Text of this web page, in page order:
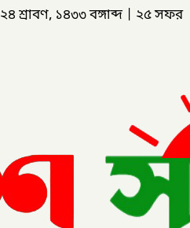
২৪ শ্রাবণ, ১৪৩৩ বঙ্গাব্দ
২৫ সফর